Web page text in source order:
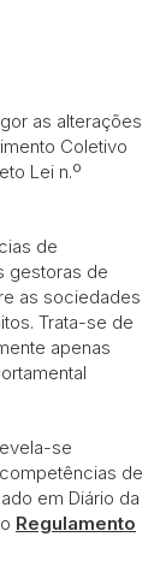
as alterações
Coletivo
Lei n.º
de
gestoras de
as sociedades
Trata-se de
apenas
se
de
em Diário da
Regulamento